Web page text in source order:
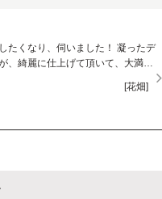
たくなり、伺いました！ 凝ったデ
、綺麗に仕上げて頂いて、大満足
んもしっかりと要望を聞いてくれ
[花畑]